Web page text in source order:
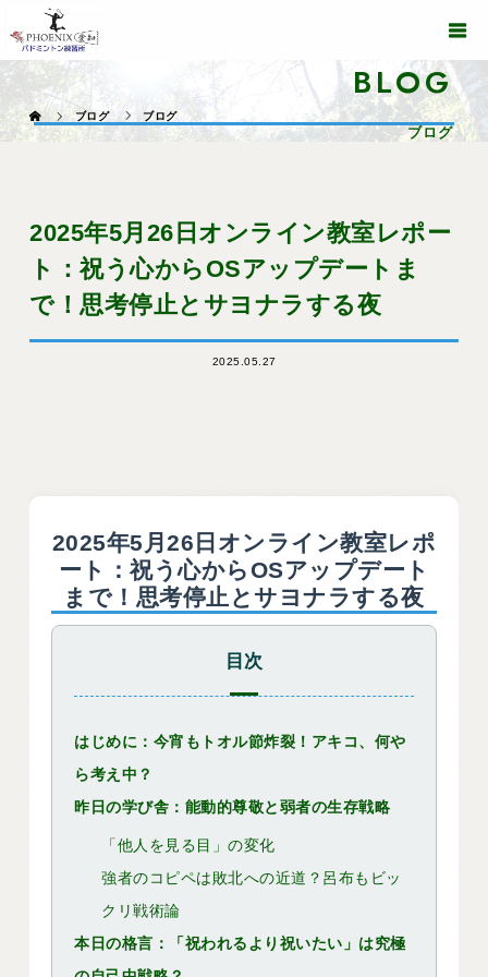
BLOG
ブログ
ブログ ブログ
2025年5月26日オンライン教室レポー
ト：祝う心からOSアップデートま
で！思考停止とサヨナラする夜
2025.05.27
2025年5月26日オンライン教室レポ
ート：祝う心からOSアップデート
まで！思考停止とサヨナラする夜
目次
はじめに：今宵もトオル節炸裂！アキコ、何や
ら考え中？
昨日の学び舎：能動的尊敬と弱者の生存戦略
「他人を見る目」の変化
強者のコピペは敗北への近道？呂布もビッ
クリ戦術論
本日の格言：「祝われるより祝いたい」は究極